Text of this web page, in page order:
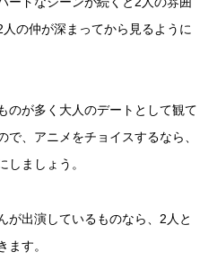
の仲が深まってから見るように
のが多く大人のデートとして観て
で、アニメをチョイスするなら、
しましょう。
が出演しているものなら、2人と
ます。